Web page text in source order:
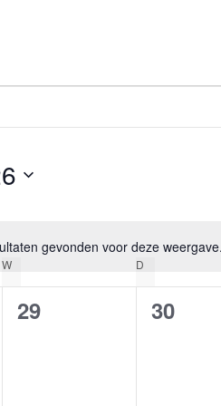
gevonden voor deze
W D
0
29
0
30